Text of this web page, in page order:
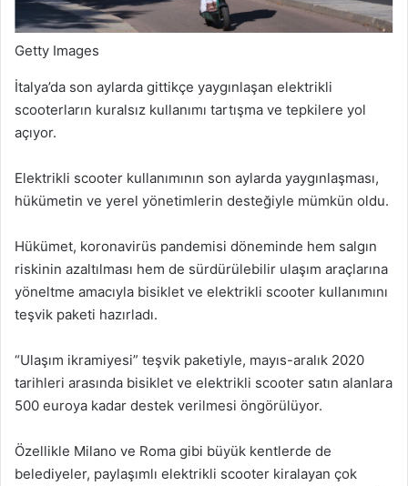
Getty Images
İtalya’da son aylarda gittikçe yaygınlaşan elektrikli
scooterların kuralsız kullanımı tartışma ve tepkilere yol
açıyor.
Elektrikli scooter kullanımının son aylarda yaygınlaşması,
hükümetin ve yerel yönetimlerin desteğiyle mümkün oldu.
Hükümet, koronavirüs pandemisi döneminde hem salgın
riskinin azaltılması hem de sürdürülebilir ulaşım araçlarına
yöneltme amacıyla bisiklet ve elektrikli scooter kullanımını
teşvik paketi hazırladı.
“Ulaşım ikramiyesi” teşvik paketiyle, mayıs-aralık 2020
tarihleri arasında bisiklet ve elektrikli scooter satın alanlara
500 euroya kadar destek verilmesi öngörülüyor.
Özellikle Milano ve Roma gibi büyük kentlerde de
belediyeler, paylaşımlı elektrikli scooter kiralayan çok